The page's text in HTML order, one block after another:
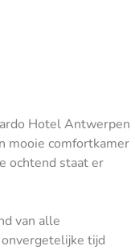
Hotel Antwerpen
mooie comfortkamer
ochtend staat er
van alle
tijd